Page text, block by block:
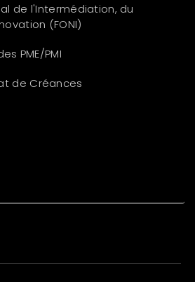
de l'Intermédiation, du
(FONI)
PME/PMI
de Créances